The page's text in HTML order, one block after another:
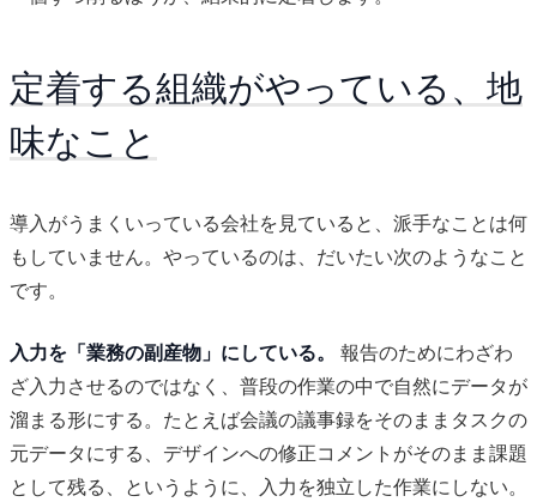
定着する組織がやっている、地
味なこと
導入がうまくいっている会社を見ていると、派手なことは何
もしていません。やっているのは、だいたい次のようなこと
です。
入力を「業務の副産物」にしている。
報告のためにわざわ
ざ入力させるのではなく、普段の作業の中で自然にデータが
溜まる形にする。たとえば会議の議事録をそのままタスクの
元データにする、デザインへの修正コメントがそのまま課題
として残る、というように、入力を独立した作業にしない。